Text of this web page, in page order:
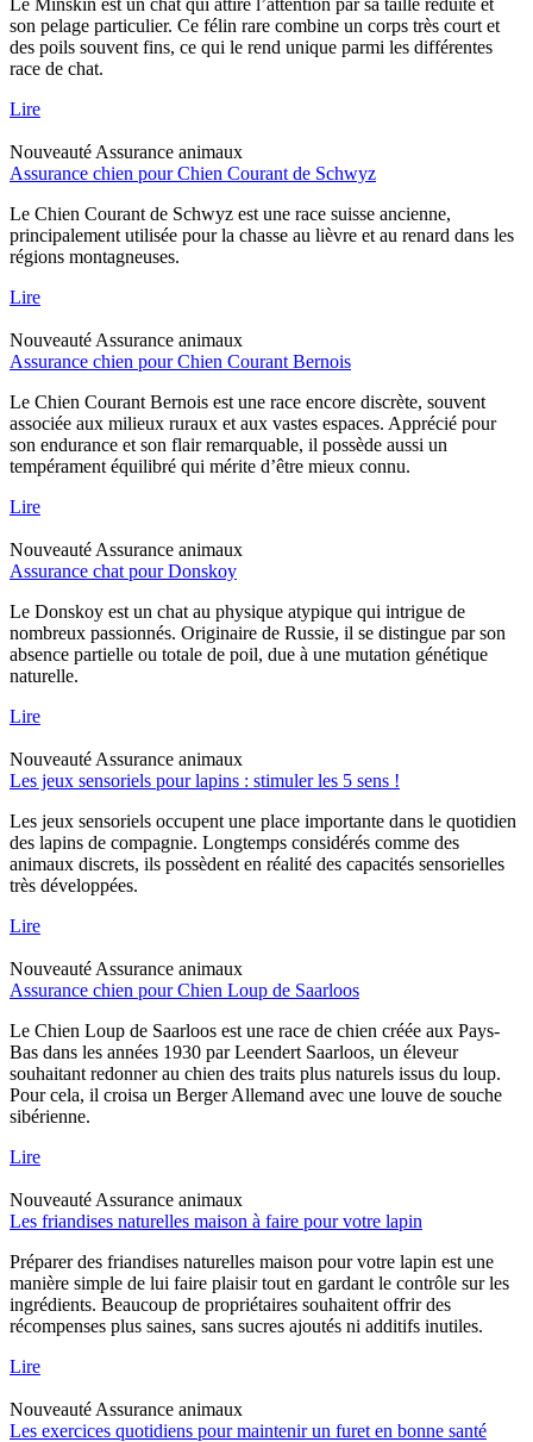
son pelage particulier. Ce félin rare combine un corps très court et
des poils souvent fins, ce qui le rend unique parmi les différentes
race de chat.
Lire
Nouveauté Assurance animaux
Assurance chien pour Chien Courant de Schwyz
Le Chien Courant de Schwyz est une race suisse ancienne,
principalement utilisée pour la chasse au lièvre et au renard dans les
régions montagneuses.
Lire
Nouveauté Assurance animaux
Assurance chien pour Chien Courant Bernois
Le Chien Courant Bernois est une race encore discrète, souvent
associée aux milieux ruraux et aux vastes espaces. Apprécié pour
son endurance et son flair remarquable, il possède aussi un
tempérament équilibré qui mérite d’être mieux connu.
Lire
Nouveauté Assurance animaux
Assurance chat pour Donskoy
Le Donskoy est un chat au physique atypique qui intrigue de
nombreux passionnés. Originaire de Russie, il se distingue par son
absence partielle ou totale de poil, due à une mutation génétique
naturelle.
Lire
Nouveauté Assurance animaux
Les jeux sensoriels pour lapins : stimuler les 5 sens !
Les jeux sensoriels occupent une place importante dans le quotidien
des lapins de compagnie. Longtemps considérés comme des
animaux discrets, ils possèdent en réalité des capacités sensorielles
très développées.
Lire
Nouveauté Assurance animaux
Assurance chien pour Chien Loup de Saarloos
Le Chien Loup de Saarloos est une race de chien créée aux Pays-
Bas dans les années 1930 par Leendert Saarloos, un éleveur
souhaitant redonner au chien des traits plus naturels issus du loup.
Pour cela, il croisa un Berger Allemand avec une louve de souche
sibérienne.
Lire
Nouveauté Assurance animaux
Les friandises naturelles maison à faire pour votre lapin
Préparer des friandises naturelles maison pour votre lapin est une
manière simple de lui faire plaisir tout en gardant le contrôle sur les
ingrédients. Beaucoup de propriétaires souhaitent offrir des
récompenses plus saines, sans sucres ajoutés ni additifs inutiles.
Lire
Nouveauté Assurance animaux
Les exercices quotidiens pour maintenir un furet en bonne santé